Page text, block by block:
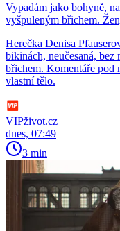
Vypadám jako bohyně,
vyšpuleným břichem.
Herečka Denisa
bikinách, neučesaná, bez
břichem. Komentáře
vlastní tělo.
VIPživot.cz
dnes, 07:49
3 min